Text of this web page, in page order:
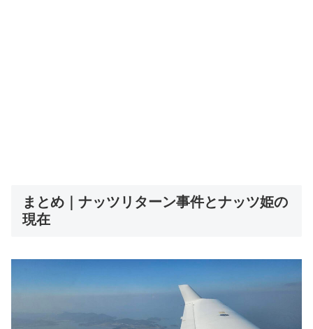
まとめ｜ナッツリターン事件とナッツ姫の
現在